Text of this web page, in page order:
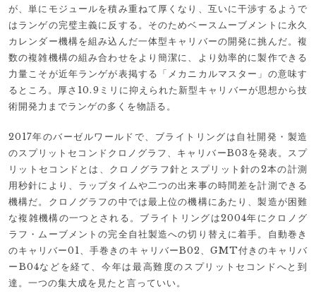
が、単にモジュールを積み重ねて厚くなり、互いに干渉するようで
はランゲの完璧主義に反する。そのためベースムーブメントに永久
カレンダー機構を組み込んだ一体型キャリバーの開発に挑んだ。複
数の複雑機構の組み合わせをより簡潔に、より効率的に製作できる
力量こそが近年ランゲが表掲する「メカニカルマスター」の意味す
るところ。厚さ10.9ミリに抑えられた新型キャリバーが思想から技
術開発力までランゲの多くを物語る。
2017年のバーゼルワールドで、ブライトリングは自社開発・製造
のスプリットセコンドクロノグラフ、キャリバーB03を発表。スプ
リットセコンドとは、クロノグラフ針とスプリット針の2本の計測
用秒針により、ラップタイムや二つの出来事の時間差を計測できる
機構だ。クロノグラフの中では最上位の機構にあたり、製造が困難
な複雑機構の一つとされる。ブライトリングは2004年にクロノグ
ラフ・ムーブメントの完全自社製造への切り替えに着手。自動巻き
のキャリバー01、手巻きのキャリバーB02、GMT付きのキャリバ
ーB04などを経て、今年は最高難度のスプリットセコンドへと到
達。一つの集大成を見たと言っていい。